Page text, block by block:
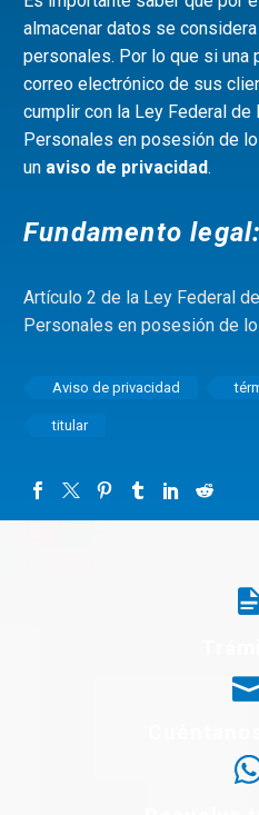
almacenar datos se
personales. Por lo que si una
correo electrónico de sus
cumplir con la Ley Federal
Personales en posesión de
un aviso de privacidad.
Fundamento legal:
Artículo 2 de la Ley Federal
Personales en posesión de
Aviso de privacidad
titular